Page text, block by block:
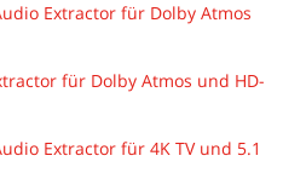
Extractor für Dolby Atmos
für Dolby Atmos und HD-
Extractor für 4K TV und 5.1